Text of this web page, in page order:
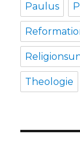
Paulus
Theologie